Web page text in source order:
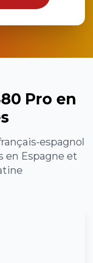
Pro en
espagnol
en Espagne et